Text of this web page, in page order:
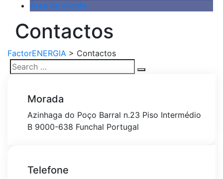
Área de cliente
Contactos
FactorENERGIA > Contactos
Search
Morada
Azinhaga do Poço Barral n.23 Piso Intermédio
B 9000-638 Funchal Portugal
Telefone